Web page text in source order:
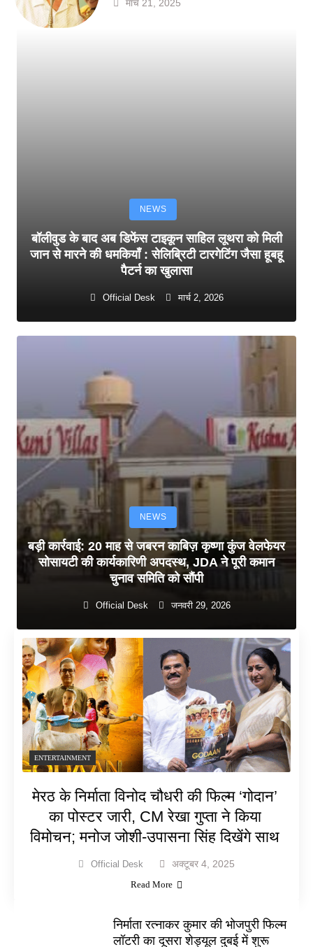
मार्च 21, 2025
NEWS
बॉलीवुड के बाद अब डिफेंस टाइकून साहिल लूथरा को मिली
जान से मारने की धमकियाँ : सेलिब्रिटी टारगेटिंग जैसा हूबहू
पैटर्न का खुलासा
Official Desk मार्च 2, 2026
NEWS
बड़ी कार्रवाई: 20 माह से जबरन काबिज़ कृष्णा कुंज वेलफेयर
सोसायटी की कार्यकारिणी अपदस्थ, JDA ने पूरी कमान
चुनाव समिति को सौंपी
Official Desk जनवरी 29, 2026
ENTERTAINMENT
मेरठ के निर्माता विनोद चौधरी की फिल्म ‘गोदान’
का पोस्टर जारी, CM रेखा गुप्ता ने किया
विमोचन; मनोज जोशी-उपासना सिंह दिखेंगे साथ
Official Desk अक्टूबर 4, 2025
Read More
निर्माता रत्नाकर कुमार की भोजपुरी फिल्म
लॉटरी का दूसरा शेड्यूल दुबई में शुरू